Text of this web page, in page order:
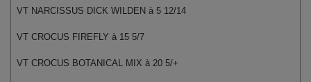
VT NARCISSUS DICK WILDEN à 5 12/14
VT CROCUS FIREFLY à 15 5/7
VT CROCUS BOTANICAL MIX à 20 5/+